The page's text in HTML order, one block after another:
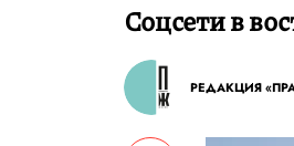
Соцсети в
РЕДАКЦИЯ